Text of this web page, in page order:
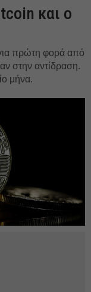
και ο
πρώτη φορά από
στην αντίδραση.
μήνα.